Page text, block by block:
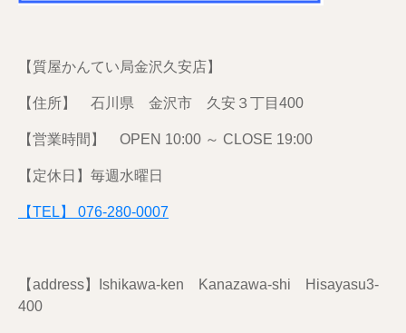
【質屋かんてい局金沢久安店】
【住所】 石川県 金沢市 久安３丁目400
【営業時間】 OPEN 10:00 ～ CLOSE 19:00
【定休日】毎週水曜日
【TEL】 076-280-0007
【address】Ishikawa-ken Kanazawa-shi Hisayasu3-
400